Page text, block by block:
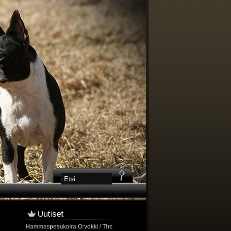
Uutiset
Hammaspesukoira Orvokki / The